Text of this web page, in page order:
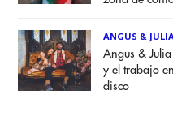
ANGUS &
Angus &
y el trabajo
disco